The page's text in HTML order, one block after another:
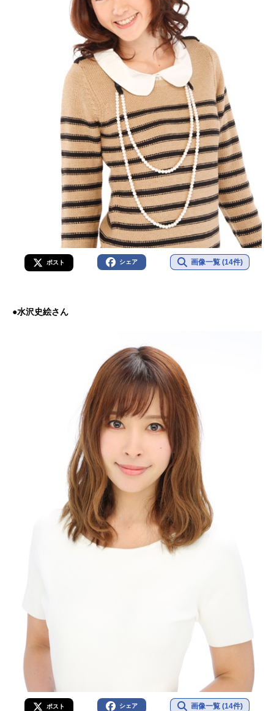
ポスト シェア 画像一覧 (14件)
●水沢史絵さん
ポスト シェア 画像一覧 (14件)